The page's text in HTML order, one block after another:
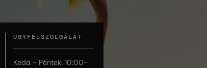
ÜGYFÉLSZOLGÁLAT
Kedd - Péntek: 10:00-